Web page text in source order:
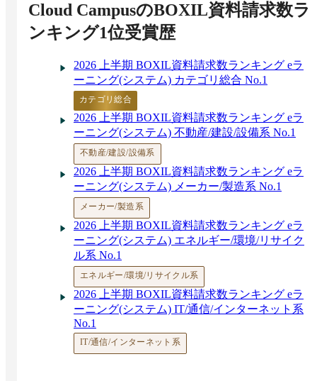
LMS（学習管理システム）比較34選！eラーニ
ングとの違いや導入メリット、選び方
中小企業の研修課題を解決！eラーニング11選
営業力を強化する方法とは？営業力がある人や
組織の特徴&構成要素
Cloud CampusのBOXIL資料請求数ラ
ンキング1位受賞歴
2026 上半期 BOXIL資料請求数ランキング eラ
ーニング(システム) カテゴリ総合 No.1
カテゴリ総合
2026 上半期 BOXIL資料請求数ランキング eラ
ーニング(システム) 不動産/建設/設備系 No.1
不動産/建設/設備系
2026 上半期 BOXIL資料請求数ランキング eラ
ーニング(システム) メーカー/製造系 No.1
メーカー/製造系
2026 上半期 BOXIL資料請求数ランキング eラ
ーニング(システム) エネルギー/環境/リサイク
ル系 No.1
エネルギー/環境/リサイクル系
2026 上半期 BOXIL資料請求数ランキング eラ
ーニング(システム) IT/通信/インターネット系
No.1
IT/通信/インターネット系